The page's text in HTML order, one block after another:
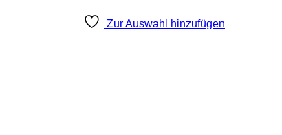
Zur Auswahl hinzufügen